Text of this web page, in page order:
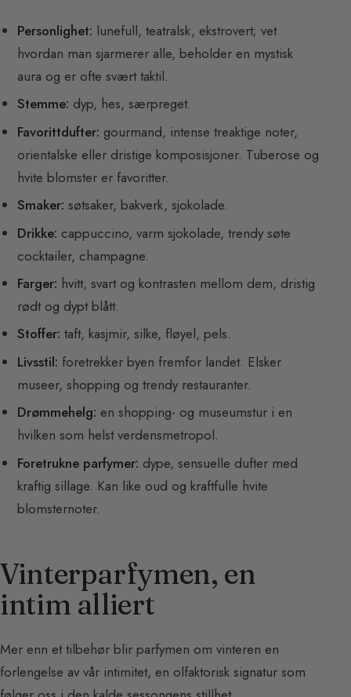
Personlighet: lunefull, teatralsk, ekstrovert; vet
hvordan man sjarmerer alle, beholder en mystisk
aura og er ofte svært taktil.
Stemme: dyp, hes, særpreget.
Favorittdufter: gourmand, intense treaktige noter,
orientalske eller dristige komposisjoner. Tuberose og
hvite blomster er favoritter.
Smaker: søtsaker, bakverk, sjokolade.
Drikke: cappuccino, varm sjokolade, trendy søte
cocktailer, champagne.
Farger: hvitt, svart og kontrasten mellom dem, dristig
rødt og dypt blått.
Stoffer: taft, kasjmir, silke, fløyel, pels.
Livsstil: foretrekker byen fremfor landet. Elsker
museer, shopping og trendy restauranter.
Drømmehelg: en shopping- og museumstur i en
hvilken som helst verdensmetropol.
Foretrukne parfymer: dype, sensuelle dufter med
kraftig sillage. Kan like oud og kraftfulle hvite
blomsternoter.
Vinterparfymen, en
intim alliert
Mer enn et tilbehør blir parfymen om vinteren en
forlengelse av vår intimitet, en olfaktorisk signatur som